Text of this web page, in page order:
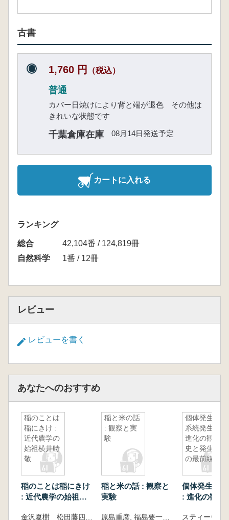
古書
1,760 円 （税込）
普通
カバー日焼けにより背と端が退色 その他は
きれいな状態です
千葉倉庫在庫 08月14日発送予定
カートに入れる
ランキング
総合
42,104番 / 124,819冊
自然科学
1番 / 12冊
レビュー
レビューを書く
あなたへのおすすめ
稲のことは
稲にきけ :
近代農学の
始祖横井時
敬
稲のことは稲にきけ
: 近代農学の始祖横
稲と米の話
: 観察と実
験
稲と米の話 : 観察と
実験
個体発生と
系統発生 :
進化の観念
史と発生学
の最前線
個体発生と
: 進化の観念